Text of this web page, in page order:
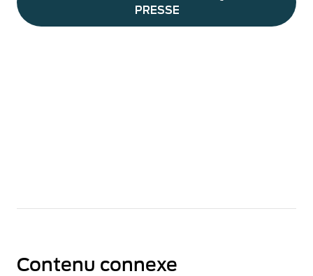
PRESSE
Contenu connexe